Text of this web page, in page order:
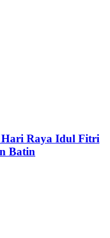
Hari Raya Idul Fitri
Batin